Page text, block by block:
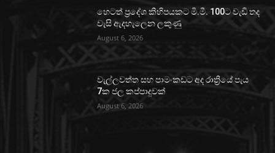
හෙටත් ප්‍රදේශ කිහිපයකට මි.මී. 100ට වැඩි තද
වැසි ඇදහැලෙන ලකුණු
August 6, 2026
වැල්ලවත්ත සහ පාමංකඩට අද රාත්‍රියේ පැය
7ක ජල කප්පාදුවක්
August 6, 2026